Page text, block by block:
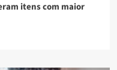
itens com maior